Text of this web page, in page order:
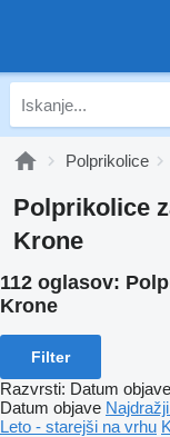
Polprikolice
Polprikolice
Krone
112 oglasov:
Krone
Filter
Razvrsti: Datum objave
Datum objave
Leto - starejši na vrhu